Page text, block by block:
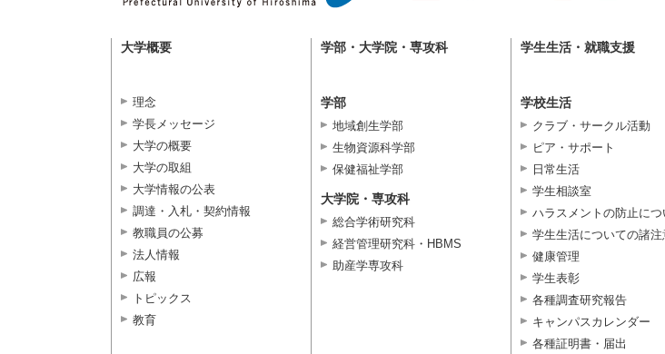
大学概要
理念
学長メッセージ
大学の概要
大学の取組
大学情報の公表
調達・入札・契約情報
教職員の公募
法人情報
広報
トピックス
教育
学部・大学院・専攻科
学部
地域創生学部
生物資源科学部
保健福祉学部
大学院・専攻科
総合学術研究科
経営管理研究科・HBMS
助産学専攻科
学生生活・就職支援
学校生活
クラブ・サークル活動
ピア・サポート
日常生活
学生相談室
ハラスメントの防止につ
学生生活についての諸注
健康管理
学生表彰
各種調査研究報告
キャンパスカレンダー
各種証明書・届出